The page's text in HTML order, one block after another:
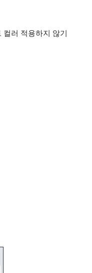
컬러 적용하지 않기